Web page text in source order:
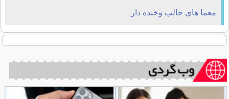
معما های جالب وخنده دار